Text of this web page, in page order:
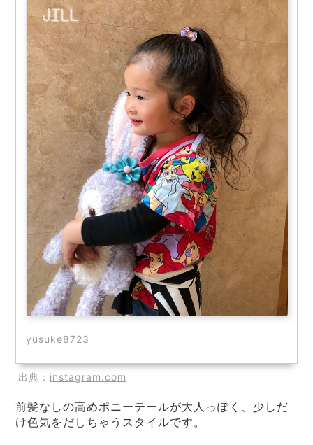
yusuke8723
出典： instagram.com
前髪なしの高めポニーテールが大人っぽく、少しだ
け色気をだしちゃうスタイルです。